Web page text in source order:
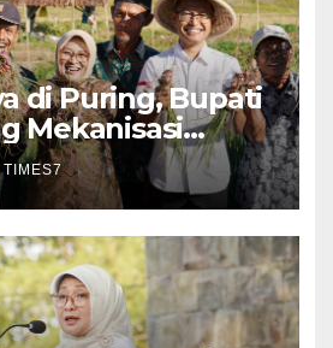
di Puring, Bupati
Mekanisasi
Petani
TIMES7